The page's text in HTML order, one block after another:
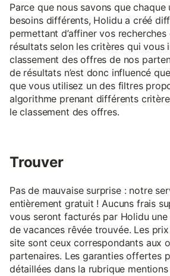
Parce que nous savons que chaque
besoins différents, Holidu a créé
permettant d’affiner vos
résultats selon les critères qui vous
classement des offres de nos
de résultats n’est donc influencé
que vous utilisez un des filtres
algorithme prenant différents
le classement des offres.
Trouver
Pas de mauvaise surprise : notre
entièrement gratuit ! Aucuns frais
vous seront facturés par Holidu
de vacances rêvée trouvée. Les
site sont ceux correspondants aux
partenaires. Les garanties offertes
détaillées dans la rubrique mentions